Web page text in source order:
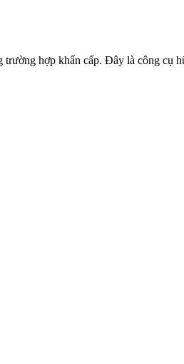
hợp khẩn cấp. Đây là công cụ